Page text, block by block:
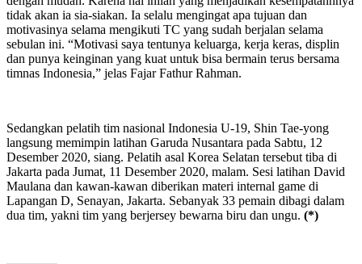
tidak akan ia sia-siakan. Ia selalu mengingat apa tujuan dan
motivasinya selama mengikuti TC yang sudah berjalan selama
sebulan ini. “Motivasi saya tentunya keluarga, kerja keras, displin
dan punya keinginan yang kuat untuk bisa bermain terus bersama
timnas Indonesia,” jelas Fajar Fathur Rahman.
Sedangkan pelatih tim nasional Indonesia U-19, Shin Tae-yong
langsung memimpin latihan Garuda Nusantara pada Sabtu, 12
Desember 2020, siang. Pelatih asal Korea Selatan tersebut tiba di
Jakarta pada Jumat, 11 Desember 2020, malam. Sesi latihan David
Maulana dan kawan-kawan diberikan materi internal game di
Lapangan D, Senayan, Jakarta. Sebanyak 33 pemain dibagi dalam
dua tim, yakni tim yang berjersey bewarna biru dan ungu. (*)